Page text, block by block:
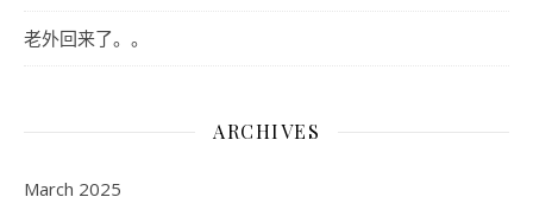
老外回来了。。
ARCHIVES
March 2025